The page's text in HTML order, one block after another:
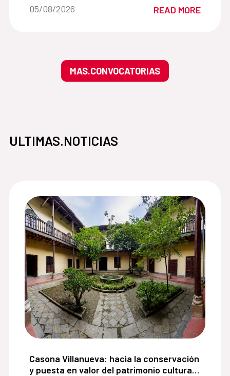
Date of the news::
05/08/2026 READ MORE
MAS.CONVOCATORIAS
ULTIMAS.NOTICIAS
impulsar la recuperación del espacio público en
Casona Villanueva: hacia la conservación y
Casona Villanueva: hacia la conservación
y puesta en valor del patrimonio cultural